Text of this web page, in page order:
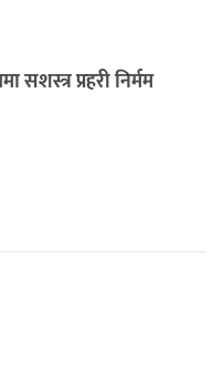
सशस्त्र प्रहरी निर्मम